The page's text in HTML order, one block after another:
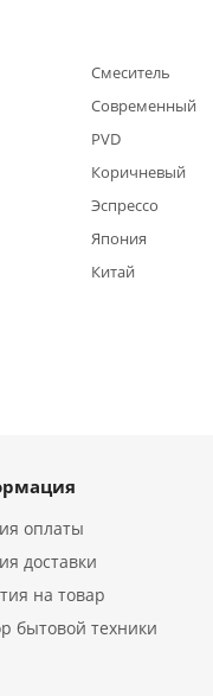
Смеситель
Современный
PVD
Коричневый
Эспрессо
Япония
Китай
оплаты
доставки
на товар
бытовой техники